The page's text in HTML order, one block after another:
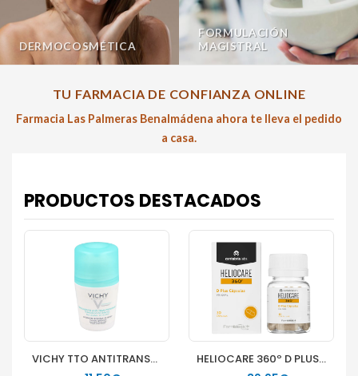
DERMOCOSMÉTICA
FORMULACIÓN
MAGISTRAL
TU FARMACIA DE CONFIANZA ONLINE
Farmacia Las Palmeras Benalmádena ahora te lleva el pedido
a casa.